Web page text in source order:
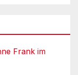
Frank im